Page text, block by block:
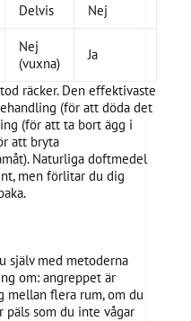
Delvis Nej
Nej
(vuxna)
Ja
räcker. Den effektivaste
(för att döda det
(för att ta bort ägg i
att bryta
Naturliga doftmedel
men förlitar du dig
själv med metoderna
om: angreppet är
mellan flera rum, om du
päls som du inte vågar